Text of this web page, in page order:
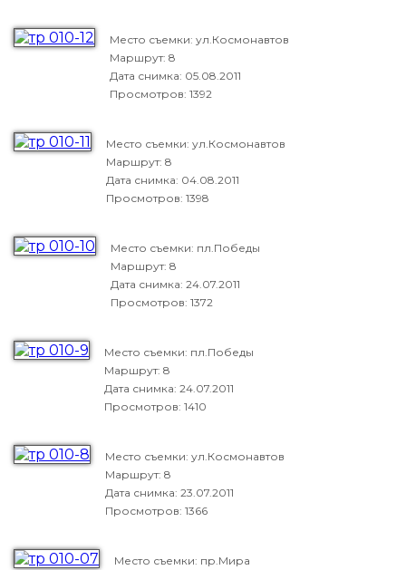
Место съемки: ул.Космонавтов
Маршрут: 8
Дата снимка: 05.08.2011
Просмотров: 1392
Место съемки: ул.Космонавтов
Маршрут: 8
Дата снимка: 04.08.2011
Просмотров: 1398
Место съемки: пл.Победы
Маршрут: 8
Дата снимка: 24.07.2011
Просмотров: 1372
Место съемки: пл.Победы
Маршрут: 8
Дата снимка: 24.07.2011
Просмотров: 1410
Место съемки: ул.Космонавтов
Маршрут: 8
Дата снимка: 23.07.2011
Просмотров: 1366
Место съемки: пр.Мира